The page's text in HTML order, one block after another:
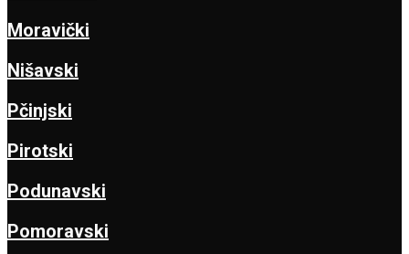
Moravički
Nišavski
Pčinjski
Pirotski
Podunavski
Pomoravski